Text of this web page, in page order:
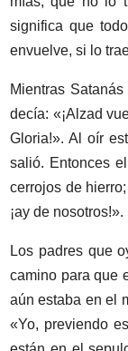
significa que
envuelve, si lo
Mientras
decía: «¡Alzad
Gloria!». Al oír
salió. Entonces
cerrojos de
¡ay de nosotros!».
Los padres que
camino para que
aún estaba en el
«Yo, previendo